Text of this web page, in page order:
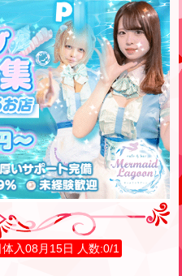
体入08月15日 人数:0/1